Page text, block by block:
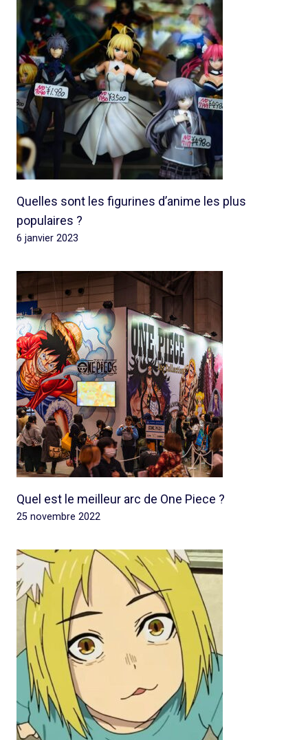
Quelles sont les figurines d’anime les plus
populaires ?
6 janvier 2023
Quel est le meilleur arc de One Piece ?
25 novembre 2022